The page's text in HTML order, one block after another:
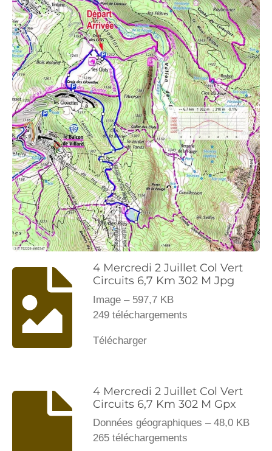
4 Mercredi 2 Juillet Col Vert
Circuits 6,7 Km 302 M Jpg
Image – 597,7 KB
249 téléchargements
Télécharger
4 Mercredi 2 Juillet Col Vert
Circuits 6,7 Km 302 M Gpx
Données géographiques – 48,0 KB
265 téléchargements